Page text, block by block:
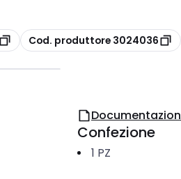
copia
Cod. produttore 3024036
Confezione
1 PZ